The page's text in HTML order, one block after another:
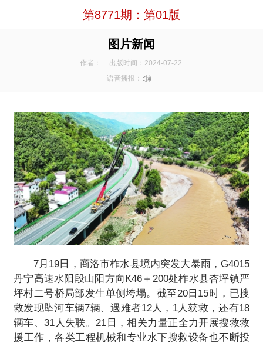
第8771期：第01版
图片新闻
作者：
出版时间：2024-07-22
语音播报：
7月19日，商洛市柞水县境内突发大暴雨，G4015
丹宁高速水阳段山阳方向K46＋200处柞水县杏坪镇严
坪村二号桥局部发生单侧垮塌。截至20日15时，已搜
救发现坠河车辆7辆、遇难者12人，1人获救，还有18
辆车、31人失联。21日，相关力量正全力开展搜救救
援工作，各类工程机械和专业水下搜救设备也不断投